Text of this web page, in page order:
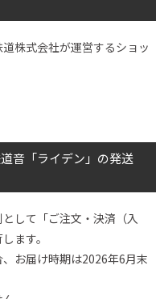
株式会社が運営するショッ
音「ライデン」の発送
して「ご注文・決済（入
ます。
お届け時期は2026年6月末